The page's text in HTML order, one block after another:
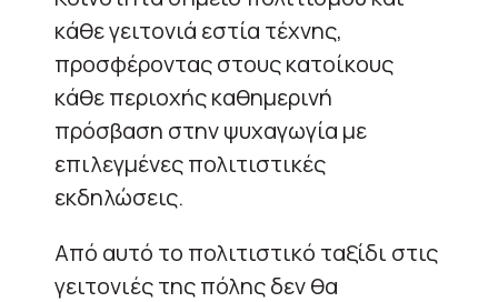
κάθε γειτονιά εστία τέχνης,
προσφέροντας στους κατοίκους
κάθε περιοχής καθημερινή
πρόσβαση στην ψυχαγωγία με
επιλεγμένες πολιτιστικές
εκδηλώσεις.
Από αυτό το πολιτιστικό ταξίδι στις
γειτονιές της πόλης δεν θα